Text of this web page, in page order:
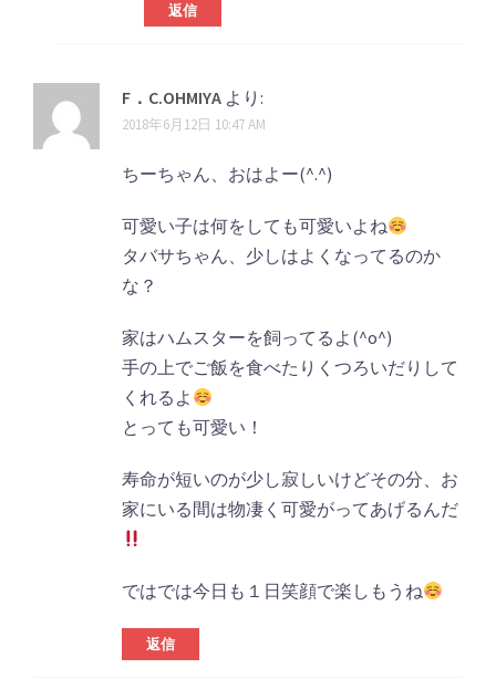
返信
F．C.OHMIYA より:
2018年6月12日 10:47 AM
ちーちゃん、おはよー(^.^)
可愛い子は何をしても可愛いよね
タバサちゃん、少しはよくなってるのか
な？
家はハムスターを飼ってるよ(^o^)
手の上でご飯を食べたりくつろいだりして
くれるよ
とっても可愛い！
寿命が短いのが少し寂しいけどその分、お
家にいる間は物凄く可愛がってあげるんだ
ではでは今日も１日笑顔で楽しもうね
返信